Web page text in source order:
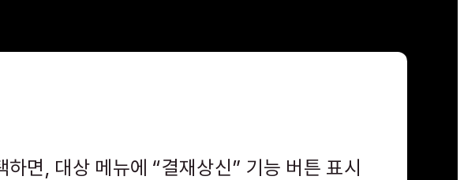
면, 대상 메뉴에 “결재상신” 기능 버튼 표시